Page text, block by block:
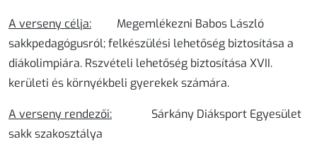
A verseny célja: Megemlékezni Babos László
sakkpedagógusról; felkészülési lehetőség biztosítása a
diákolimpiára. Rszvételi lehetőség biztosítása XVII.
kerületi és környékbeli gyerekek számára.
A verseny rendezői: Sárkány Diáksport Egyesület
sakk szakosztálya